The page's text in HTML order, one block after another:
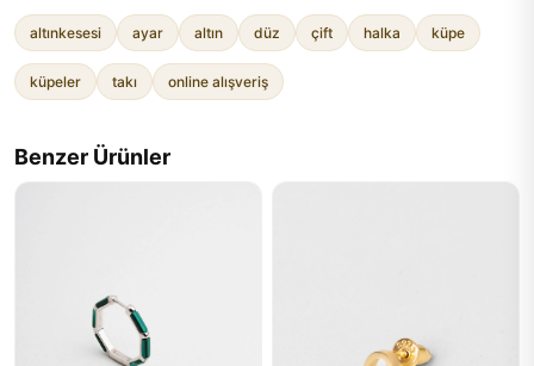
altınkesesi ayar altın düz çift halka küpe
küpeler takı online alışveriş
Benzer Ürünler